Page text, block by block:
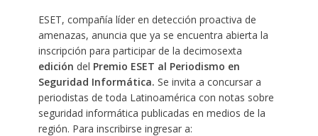
ESET, compañía líder en detección proactiva de
amenazas, anuncia que ya se encuentra abierta la
inscripción para participar de la decimosexta
edición del Premio ESET al Periodismo en
Seguridad Informática. Se invita a concursar a
periodistas de toda Latinoamérica con notas sobre
seguridad informática publicadas en medios de la
región. Para inscribirse ingresar a: